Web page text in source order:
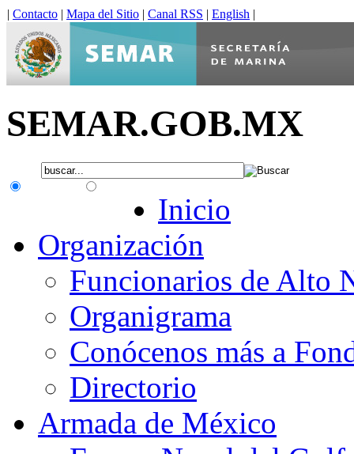
| Contacto | Mapa del Sitio | Canal RSS | English |
SEMAR.GOB.MX
Inicio
Organización
Funcionarios de Alto
Organigrama
Conócenos más a
Directorio
Armada de México